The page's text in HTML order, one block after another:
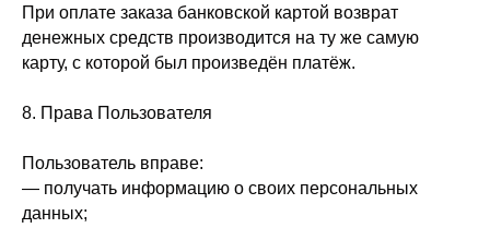
При оплате заказа банковской картой возврат
денежных средств производится на ту же самую
карту, с которой был произведён платёж.
8. Права Пользователя
Пользователь вправе:
— получать информацию о своих персональных
данных;